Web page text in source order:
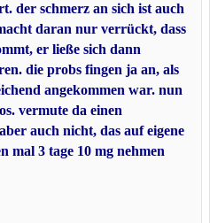
der schmerz an sich ist auch
daran nur verrückt, dass
er ließe sich dann
die probs fingen ja an, als
angekommen war. nun
vermute da einen
auch nicht, das auf eigene
mal 3 tage 10 mg nehmen